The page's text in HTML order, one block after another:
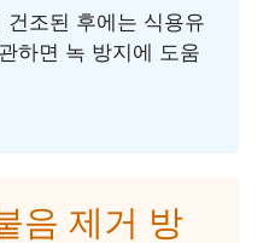
건조된 후에는 식용유
하면 녹 방지에 도움
음 제거 방